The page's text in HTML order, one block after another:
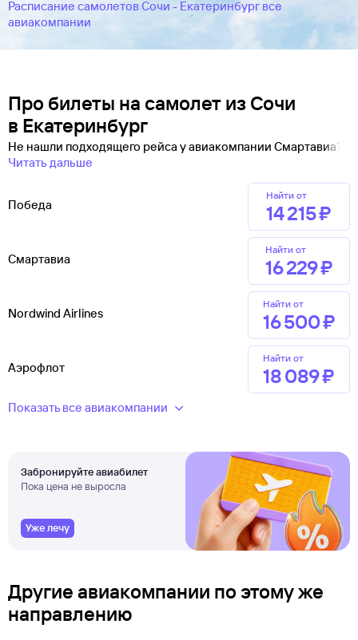
Расписание самолетов Сочи - Екатеринбург все
авиакомпании
Про билеты на самолет из Сочи
в Екатеринбург
Не нашли подходящего рейса у авиакомпании Смартавиа?
Читать дальше
Победа
Найти от
14 ⁠215 ⁠₽
Смартавиа
Найти от
16 ⁠229 ⁠₽
Nordwind Airlines
Найти от
16 ⁠500 ⁠₽
Аэрофлот
Найти от
18 ⁠089 ⁠₽
Показать все авиакомпании
Забронируйте авиабилет
Пока цена не выросла
Уже лечу
Другие авиакомпании по этому же
направлению